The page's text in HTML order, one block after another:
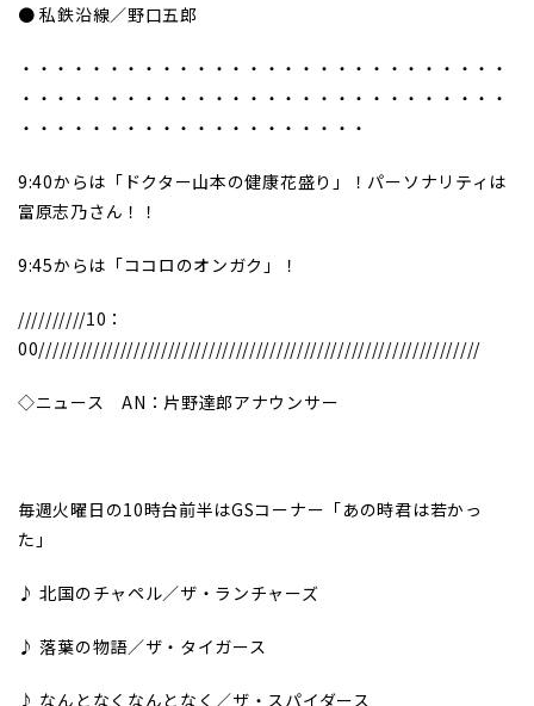
● 私鉄沿線／野口五郎
・・・・・・・・・・・・・・・・・・・・・・・・・・・・
・・・・・・・・・・・・・・・・・・・・・・・・・・・・
・・・・・・・・・・・・・・・・・・・・
9:40からは「ドクター山本の健康花盛り」！パーソナリティは
富原志乃さん！！
9:45からは「ココロのオンガク」！
//////////10：
00/////////////////////////////////////////////////////////////////
◇ニュース AN：片野達郎アナウンサー
毎週火曜日の10時台前半はGSコーナー「あの時君は若かっ
た」
♪ 北国のチャペル／ザ・ランチャーズ
♪ 落葉の物語／ザ・タイガース
♪ なんとなくなんとなく／ザ・スパイダース